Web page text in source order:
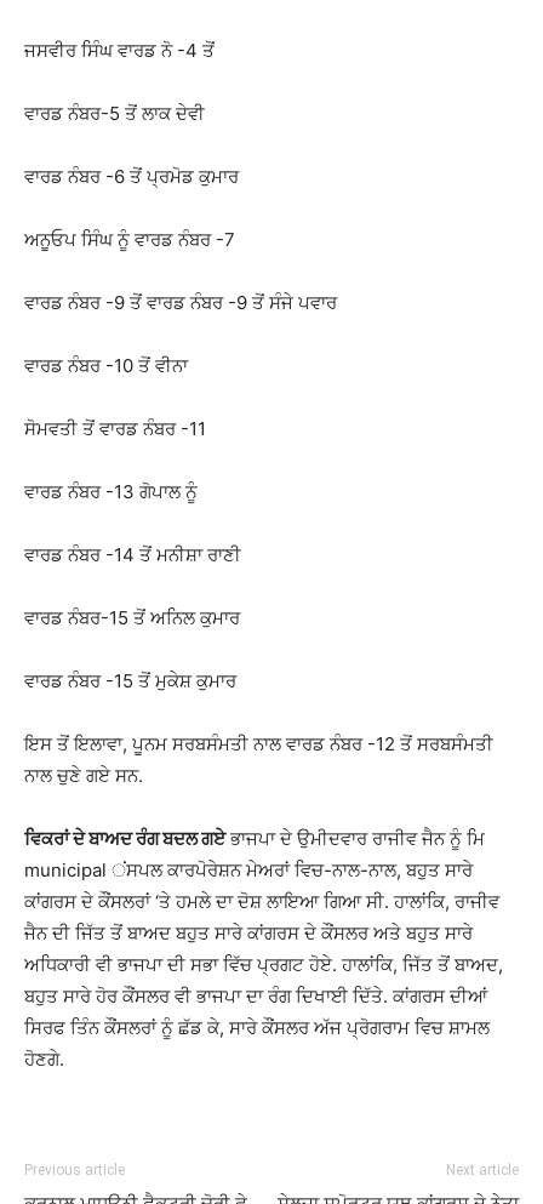
ਜਸਵੀਰ ਸਿੰਘ ਵਾਰਡ ਨੋ -4 ਤੋਂ
ਵਾਰਡ ਨੰਬਰ-5 ਤੋਂ ਲਾਕ ਦੇਵੀ
ਵਾਰਡ ਨੰਬਰ -6 ਤੋਂ ਪ੍ਰਮੋਡ ਕੁਮਾਰ
ਅਨੂਓਪ ਸਿੰਘ ਨੂੰ ਵਾਰਡ ਨੰਬਰ -7
ਵਾਰਡ ਨੰਬਰ -9 ਤੋਂ ਵਾਰਡ ਨੰਬਰ -9 ਤੋਂ ਸੰਜੇ ਪਵਾਰ
ਵਾਰਡ ਨੰਬਰ -10 ਤੋਂ ਵੀਨਾ
ਸੋਮਵਤੀ ਤੋਂ ਵਾਰਡ ਨੰਬਰ -11
ਵਾਰਡ ਨੰਬਰ -13 ਗੋਪਾਲ ਨੂੰ
ਵਾਰਡ ਨੰਬਰ -14 ਤੋਂ ਮਨੀਸ਼ਾ ਰਾਣੀ
ਵਾਰਡ ਨੰਬਰ-15 ਤੋਂ ਅਨਿਲ ਕੁਮਾਰ
ਵਾਰਡ ਨੰਬਰ -15 ਤੋਂ ਮੁਕੇਸ਼ ਕੁਮਾਰ
ਇਸ ਤੋਂ ਇਲਾਵਾ, ਪੂਨਮ ਸਰਬਸੰਮਤੀ ਨਾਲ ਵਾਰਡ ਨੰਬਰ -12 ਤੋਂ ਸਰਬਸੰਮਤੀ
ਨਾਲ ਚੁਣੇ ਗਏ ਸਨ.
ਵਿਕਰਾਂ ਦੇ ਬਾਅਦ ਰੰਗ ਬਦਲ ਗਏਭਾਜਪਾ ਦੇ ਉਮੀਦਵਾਰ ਰਾਜੀਵ ਜੈਨ ਨੂੰ ਮਿ
municipal ਂਸਪਲ ਕਾਰਪੋਰੇਸ਼ਨ ਮੇਅਰਾਂ ਵਿਚ-ਨਾਲ-ਨਾਲ, ਬਹੁਤ ਸਾਰੇ
ਕਾਂਗਰਸ ਦੇ ਕੌਂਸਲਰਾਂ ‘ਤੇ ਹਮਲੇ ਦਾ ਦੋਸ਼ ਲਾਇਆ ਗਿਆ ਸੀ. ਹਾਲਾਂਕਿ, ਰਾਜੀਵ
ਜੈਨ ਦੀ ਜਿੱਤ ਤੋਂ ਬਾਅਦ ਬਹੁਤ ਸਾਰੇ ਕਾਂਗਰਸ ਦੇ ਕੌਂਸਲਰ ਅਤੇ ਬਹੁਤ ਸਾਰੇ
ਅਧਿਕਾਰੀ ਵੀ ਭਾਜਪਾ ਦੀ ਸਭਾ ਵਿੱਚ ਪ੍ਰਗਟ ਹੋਏ. ਹਾਲਾਂਕਿ, ਜਿੱਤ ਤੋਂ ਬਾਅਦ,
ਬਹੁਤ ਸਾਰੇ ਹੋਰ ਕੌਂਸਲਰ ਵੀ ਭਾਜਪਾ ਦਾ ਰੰਗ ਦਿਖਾਈ ਦਿੱਤੇ. ਕਾਂਗਰਸ ਦੀਆਂ
ਸਿਰਫ ਤਿੰਨ ਕੌਂਸਲਰਾਂ ਨੂੰ ਛੱਡ ਕੇ, ਸਾਰੇ ਕੌਂਸਲਰ ਅੱਜ ਪ੍ਰੋਗਰਾਮ ਵਿਚ ਸ਼ਾਮਲ
ਹੋਣਗੇ.
Previous article Next article